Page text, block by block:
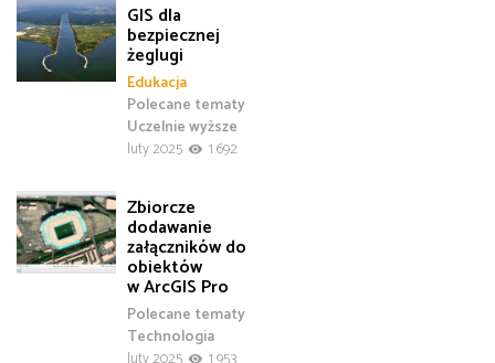
GIS dla
bezpiecznej
żeglugi
Edukacja
Polecane tematy
Uczelnie wyższe
luty 2025
1 692
Zbiorcze
dodawanie
załączników do
obiektów
w ArcGIS Pro
Polecane tematy
Technologia